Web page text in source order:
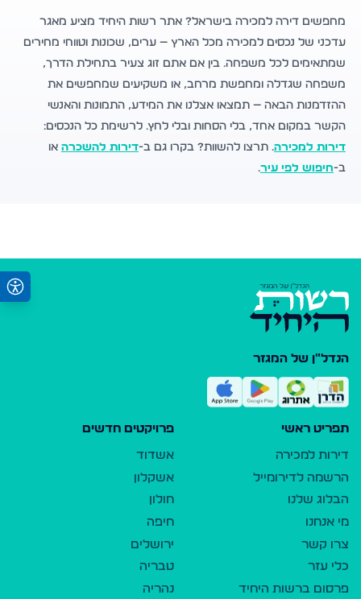
מחפשים דירה למכירה בישראל? אתר רשות היחיד מציע מאגר
עדכני של נכסים למכירה מכל הארץ — ערים, שכונות וטווחי מחירים
שמתאימים לכל משפחה. בין אם אתם זוג צעיר בתחילת הדרך,
משפחה שגדלה ומחפשת מרחב, או משקיעים שמחפשים את
ההזדמנות הבאה — תמצאו אצלנו את המידע, התמונות והאנשי
הקשר במקום אחד, בלי הסחות ובלי לחץ. לרשימת כל הנכסים:
דירות למכירה. תרצו להשוות? בקרו גם ב-דירות להשכרה או
ב-חיפוש לפי עיר.
הנדל"ן של המגזר
תפריט ראשי
דירות למכירה
הרשמה לדירומייל
הבלוג שלנו
מי אנחנו
צרו קשר
כלי עזר
פרסום ברשות היחיד
פרויקטים חדשים
אשדוד
אשקלון
חולון
חיפה
ירושלים
טבריה
נהריה